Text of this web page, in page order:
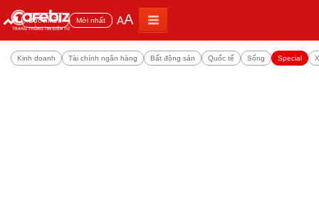
Đọc nhiều Mới nhất AA
Kinh doanh Tài chính ngân hàng Bất động sản Quốc tế Sống Special